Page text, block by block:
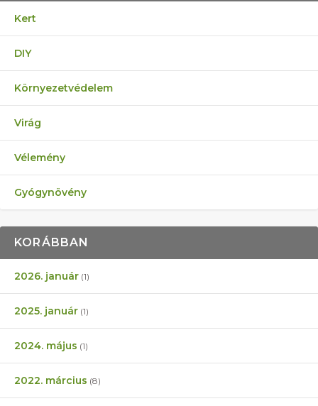
Kert
DIY
Környezetvédelem
Virág
Vélemény
Gyógynövény
KORÁBBAN
2026. január (1)
2025. január (1)
2024. május (1)
2022. március (8)